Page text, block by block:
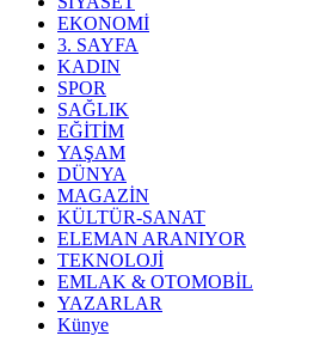
EKONOMİ
3. SAYFA
KADIN
SPOR
SAĞLIK
EĞİTİM
YAŞAM
DÜNYA
MAGAZİN
KÜLTÜR-SANAT
ELEMAN ARANIYOR
TEKNOLOJİ
EMLAK & OTOMOBİL
YAZARLAR
Künye